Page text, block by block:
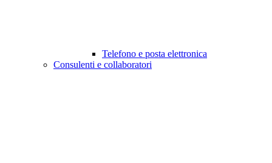
Telefono e posta elettronica
Consulenti e collaboratori